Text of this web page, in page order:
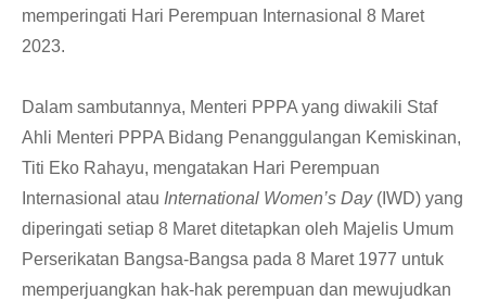
memperingati Hari Perempuan Internasional 8 Maret
2023.
Dalam sambutannya, Menteri PPPA yang diwakili Staf
Ahli Menteri PPPA Bidang Penanggulangan Kemiskinan,
Titi Eko Rahayu, mengatakan Hari Perempuan
Internasional atau International Women’s Day(IWD) yang
diperingati setiap 8 Maret ditetapkan oleh Majelis Umum
Perserikatan Bangsa-Bangsa pada 8 Maret 1977 untuk
memperjuangkan hak-hak perempuan dan mewujudkan